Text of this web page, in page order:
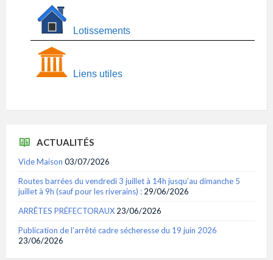
Lotissements
Liens utiles
ACTUALITÉS
Vide Maison 03/07/2026
Routes barrées du vendredi 3 juillet à 14h jusqu’au dimanche 5
juillet à 9h (sauf pour les riverains) : 29/06/2026
ARRÊTES PRÉFECTORAUX 23/06/2026
Publication de l’arrêté cadre sécheresse du 19 juin 2026
23/06/2026